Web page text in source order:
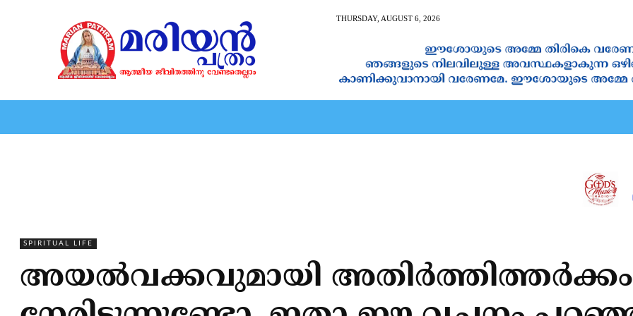
THURSDAY, AUGUST 6, 2026
SPIRITUAL LIFE
അയല്‍വക്കവുമായി അതിര്‍ത്തിത്തര്‍ക്കം